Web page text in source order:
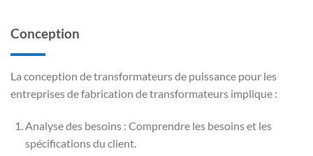
Conception
La conception de transformateurs de puissance pour les
entreprises de fabrication de transformateurs implique :
Analyse des besoins : Comprendre les besoins et les
spécifications du client.